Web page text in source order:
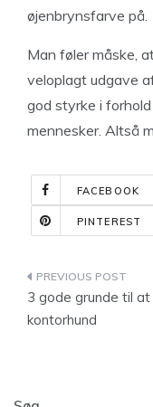
øjenbrynsfarve på.
Man føler måske,
veloplagt udgave
god styrke i
mennesker. Altså
FACEBOOK
PINTEREST
3 gode grunde til
kontorhund